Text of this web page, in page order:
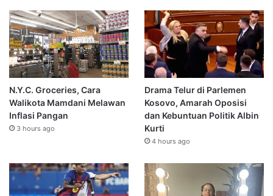
N.Y.C. Groceries, Cara
Walikota Mamdani Melawan
Inflasi Pangan
3 hours ago
Drama Telur di Parlemen
Kosovo, Amarah Oposisi
dan Kebuntuan Politik Albin
Kurti
4 hours ago